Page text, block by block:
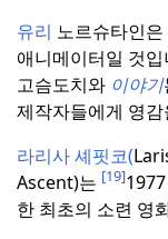
유리 노르슈타인
애니메이터일 것
고슴도치와 이야기
제작자들에게 영
라리사 셰핏코(
Ascent)는 [19]
한 최초의 소련 영